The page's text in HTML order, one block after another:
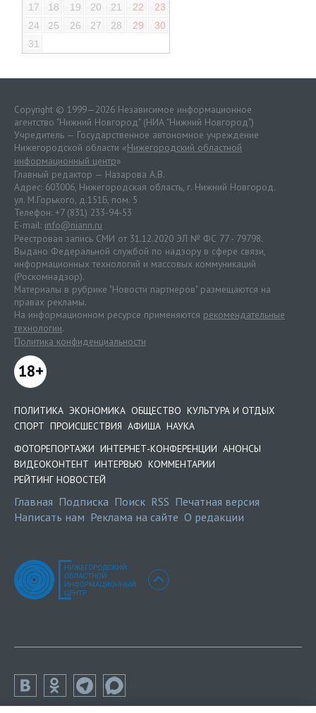
17
18 19 20 21 22
23
24
25 26 27 28 29
30
31
Copyright © 1999—2026 Независимое информационное
агентство "Нижний Новгород" (НИА "Нижний Новгород")
Учредитель — Государственное автономное учреждение
Нижегородской области «Нижегородский областной
информационный центр»
Главный редактор — Назарова А.В.
Адрес: 603006, Нижегородская область, г. Нижний Новгород.
ул. М.Горького, д.151Б, пом. 5
Телефон: +7 (831) 233-94-53
E-mail: info@niann.ru
Реестровая запись СМИ от 31.12.2020 ЭЛ № ФС 77 - 79798.
Выдано Федеральной службой по надзору в сфере связи,
информационных технологий и массовых коммуникаций
(Роскомнадзор).
Материалы в рубрике "Новости партнеров" размещаются на
правах рекламы.
На информационном ресурсе применяются рекомендательные
технологии.
Политика конфиденциальности
18+
ПОЛИТИКА ЭКОНОМИКА ОБЩЕСТВО КУЛЬТУРА И ОТДЫХ
СПОРТ ПРОИСШЕСТВИЯ АФИША НАУКА
ФОТОРЕПОРТАЖИ ИНТЕРНЕТ-КОНФЕРЕНЦИИ АНОНСЫ
ВИДЕОКОНТЕНТ ИНТЕРВЬЮ КОММЕНТАРИИ
РЕЙТИНГ НОВОСТЕЙ
Главная Подписка Поиск RSS Печатная версия
Написать нам Реклама на сайте О редакции